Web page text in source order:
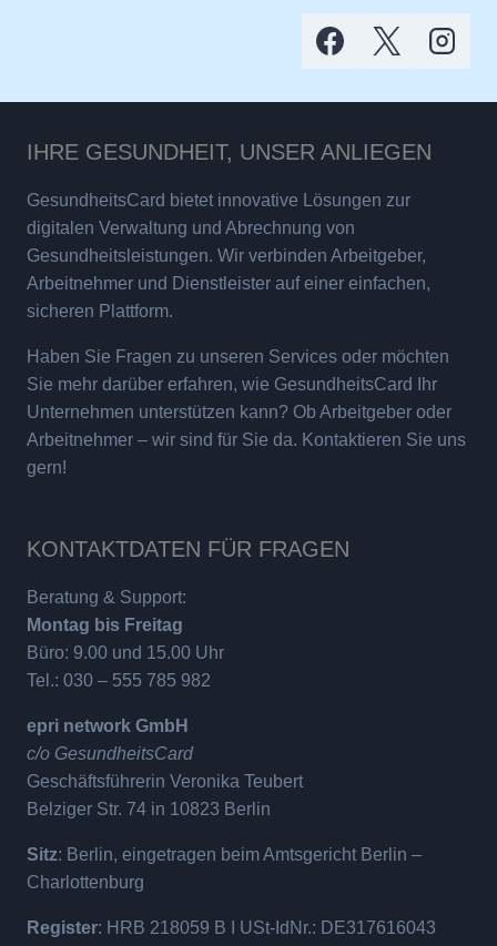
IHRE GESUNDHEIT, UNSER ANLIEGEN
GesundheitsCard bietet innovative Lösungen zur
digitalen Verwaltung und Abrechnung von
Gesundheitsleistungen. Wir verbinden Arbeitgeber,
Arbeitnehmer und Dienstleister auf einer einfachen,
sicheren Plattform.
Haben Sie Fragen zu unseren Services oder möchten
Sie mehr darüber erfahren, wie GesundheitsCard Ihr
Unternehmen unterstützen kann? Ob Arbeitgeber oder
Arbeitnehmer – wir sind für Sie da. Kontaktieren Sie uns
gern!
KONTAKTDATEN FÜR FRAGEN
Beratung & Support:
Montag bis Freitag
Büro: 9.00 und 15.00 Uhr
Tel.: 030 – 555 785 982
epri network GmbH
c/o GesundheitsCard
Geschäftsführerin Veronika Teubert
Belziger Str. 74 in 10823 Berlin
Sitz: Berlin, eingetragen beim Amtsgericht Berlin –
Charlottenburg
Register: HRB 218059 B I USt-IdNr.: DE317616043